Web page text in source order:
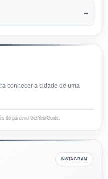
→
conhecer a cidade de uma
do parceiro GetYourGuide.
INSTAGRAM